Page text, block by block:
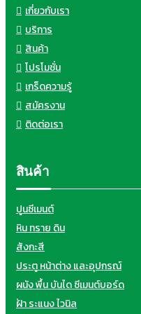
เกี่ยวกับเรา
บริการ
สินค้า
โปรโมชั่น
เกร็ดความรู้
สมัครงาน
ติดต่อเรา
สินค้า
ปูนซีเมนต์
หิน ทราย ดิน
สังกะสี
ประตู หน้าต่าง และอุปกรณ์
ผนัง พื้น บันได ซีเมนต์บอร์ด
ฝ้า ระแนง ไวนิล